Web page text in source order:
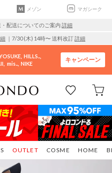
メゾン マガシーク
配送についてのご案内 詳細
｜7/30 (木) 14時〜 送料改訂詳細
HILLS..
mis.. NIKE
キャンペーン
COSME HOME
OUTLET